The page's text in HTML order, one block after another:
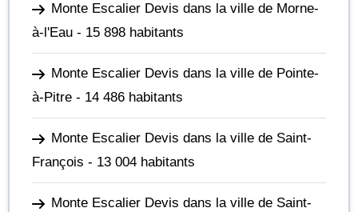
Monte Escalier Devis dans la ville de Morne-
à-l'Eau - 15 898 habitants
Monte Escalier Devis dans la ville de Pointe-
à-Pitre - 14 486 habitants
Monte Escalier Devis dans la ville de Saint-
François - 13 004 habitants
Monte Escalier Devis dans la ville de Saint-